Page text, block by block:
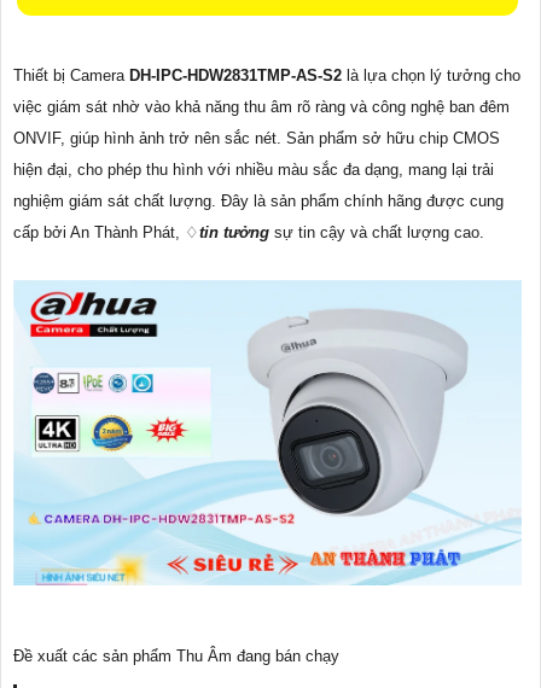
Thiết bị Camera DH-IPC-HDW2831TMP-AS-S2 là lựa chọn lý tưởng cho
việc giám sát nhờ vào khả năng thu âm rõ ràng và công nghệ ban đêm
ONVIF, giúp hình ảnh trở nên sắc nét. Sản phẩm sở hữu chip CMOS
hiện đại, cho phép thu hình với nhiều màu sắc đa dạng, mang lại trải
nghiệm giám sát chất lượng. Đây là sản phẩm chính hãng được cung
cấp bởi An Thành Phát, ♢tin tưởng sự tin cậy và chất lượng cao.
Đề xuất các sản phẩm Thu Âm đang bán chạy